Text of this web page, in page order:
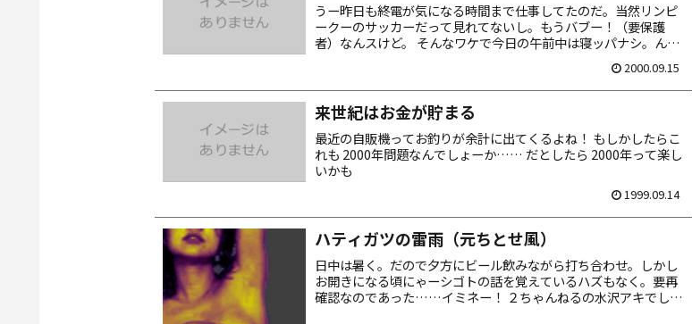
うー昨日も終電が気になる時間まで仕事してたのだ。当然リンピ
ークーのサッカーだって見れてないし。もうバブー！（要保護
者）なんスけど。 そんなワケで今日の午前中は寝ッパナシ。んで
FlasKMPEG で vob ファイルをコンバートしながら、テ...2000.09.15
来世紀はお金が貯まる
最近の自販機ってお釣りが余計に出てくるよね！ もしかしたらこ
れも 2000年問題なんでしょーか…… だとしたら 2000年って楽し
いかも
1999.09.14
ハティガツの雷雨（元ちとせ風）
日中は暑く。だので夕方にビール飲みながら打ち合わせ。しかし
お開きになる頃にゃーシゴトの話を覚えているハズもなく。要再
確認なのであった……イミネー！ ２ちゃんねるの水沢アキでしこ